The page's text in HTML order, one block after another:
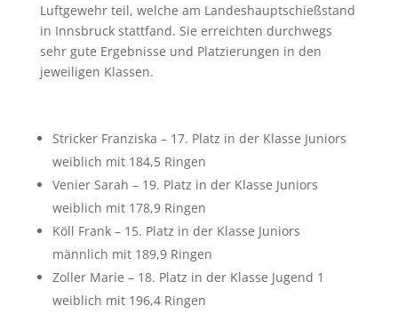
Luftgewehr teil, welche am Landeshauptschießstand
in Innsbruck stattfand. Sie erreichten durchwegs
sehr gute Ergebnisse und Platzierungen in den
jeweiligen Klassen.
Stricker Franziska – 17. Platz in der Klasse Juniors
weiblich mit 184,5 Ringen
Venier Sarah – 19. Platz in der Klasse Juniors
weiblich mit 178,9 Ringen
Köll Frank – 15. Platz in der Klasse Juniors
männlich mit 189,9 Ringen
Zoller Marie – 18. Platz in der Klasse Jugend 1
weiblich mit 196,4 Ringen